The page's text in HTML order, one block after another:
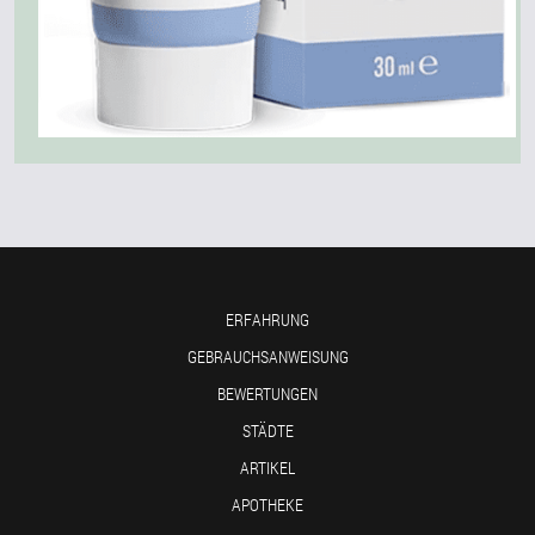
ERFAHRUNG
GEBRAUCHSANWEISUNG
BEWERTUNGEN
STÄDTE
ARTIKEL
APOTHEKE